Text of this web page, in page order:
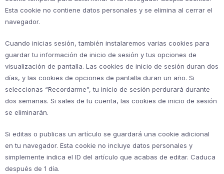
Esta cookie no contiene datos personales y se elimina al cerrar el
navegador.
Cuando inicias sesión, también instalaremos varias cookies para
guardar tu información de inicio de sesión y tus opciones de
visualización de pantalla. Las cookies de inicio de sesión duran dos
días, y las cookies de opciones de pantalla duran un año. Si
seleccionas “Recordarme”, tu inicio de sesión perdurará durante
dos semanas. Si sales de tu cuenta, las cookies de inicio de sesión
se eliminarán.
Si editas o publicas un artículo se guardará una cookie adicional
en tu navegador. Esta cookie no incluye datos personales y
simplemente indica el ID del artículo que acabas de editar. Caduca
después de 1 día.